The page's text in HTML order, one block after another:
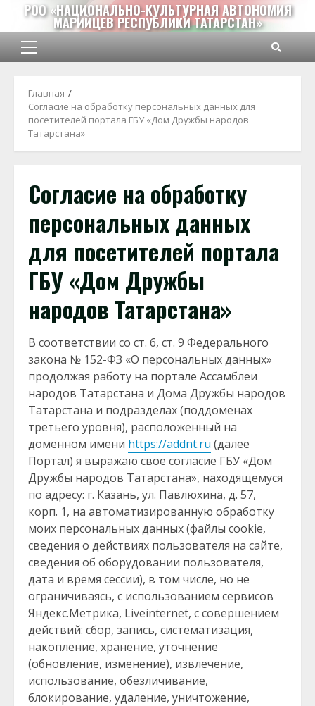
Перейти
содержимому
РОО «НАЦИОНАЛЬНО-КУЛЬТУРНАЯ АВТОНОМИЯ
МАРИЙЦЕВ РЕСПУБЛИКИ ТАТАРСТАН»
Основное
Главная
Согласие на обработку персональных данных для
посетителей портала ГБУ «Дом Дружбы народов
Татарстана»
Согласие на обработку
персональных данных
для посетителей портала
ГБУ «Дом Дружбы
народов Татарстана»
В соответствии со ст. 6, ст. 9 Федерального
закона № 152-ФЗ «О персональных данных»
продолжая работу на портале Ассамблеи
народов Татарстана и Дома Дружбы народов
Татарстана и подразделах (поддоменах
третьего уровня), расположенный на
доменном имени https://addnt.ru (далее
Портал) я выражаю свое согласие ГБУ «Дом
Дружбы народов Татарстана», находящемуся
по адресу: г. Казань, ул. Павлюхина, д. 57,
корп. 1, на автоматизированную обработку
моих персональных данных (файлы cookie,
сведения о действиях пользователя на сайте,
сведения об оборудовании пользователя,
дата и время сессии), в том числе, но не
ограничиваясь, с использованием сервисов
Яндекс.Метрика, Liveinternet, с совершением
действий: сбор, запись, систематизация,
накопление, хранение, уточнение
(обновление, изменение), извлечение,
использование, обезличивание,
блокирование, удаление, уничтожение,